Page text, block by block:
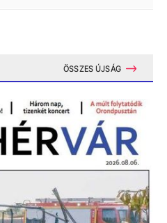
ÖSSZES ÚJSÁG